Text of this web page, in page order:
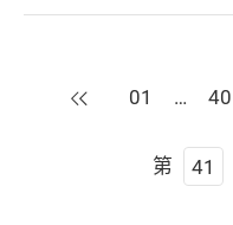
上一頁
01 … 40
第